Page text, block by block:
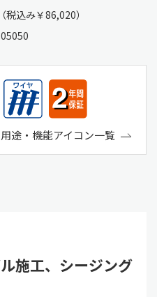
税込み￥86,020）
用途・機能アイコン一覧
施工、シージング